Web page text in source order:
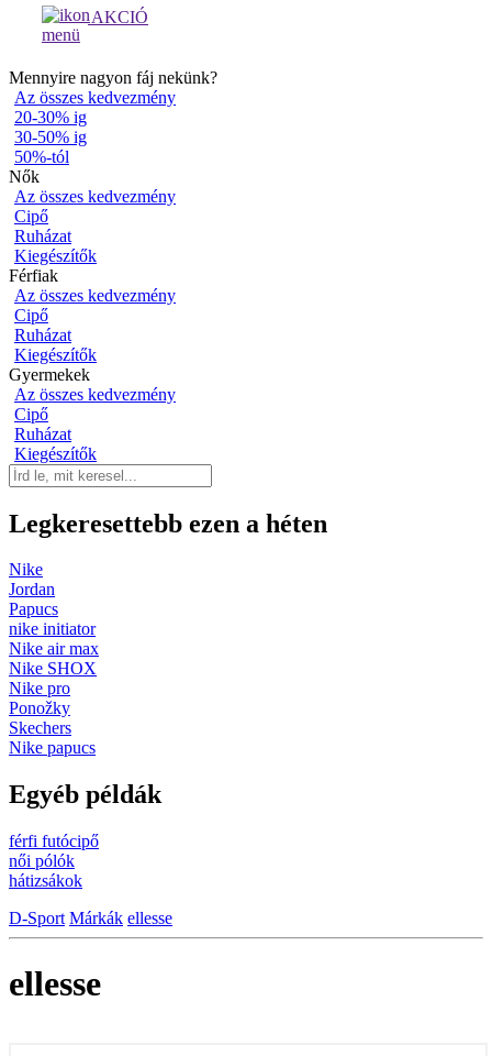
AKCIÓ
Mennyire nagyon fáj nekünk?
Az összes kedvezmény
20-30% ig
30-50% ig
50%-tól
Nők
Az összes kedvezmény
Cipő
Ruházat
Kiegészítők
Férfiak
Az összes kedvezmény
Cipő
Ruházat
Kiegészítők
Gyermekek
Az összes kedvezmény
Cipő
Ruházat
Kiegészítők
Legkeresettebb ezen a héten
Nike
Jordan
Papucs
nike initiator
Nike air max
Nike SHOX
Nike pro
Ponožky
Skechers
Nike papucs
Egyéb példák
férfi futócipő
női pólók
hátizsákok
D-Sport Márkák ellesse
ellesse